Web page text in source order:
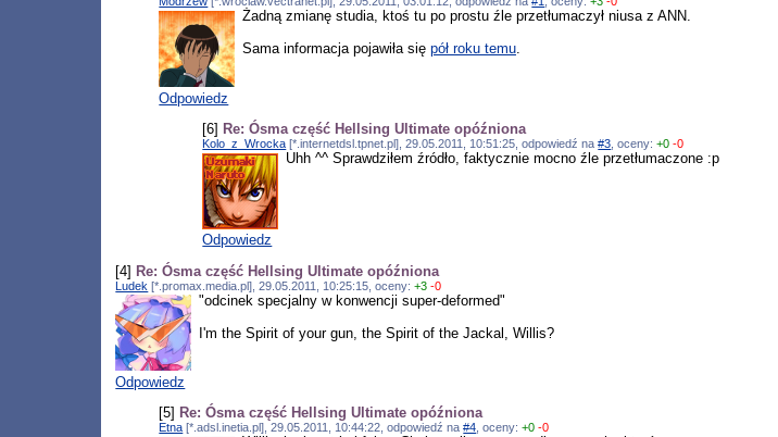
Żadną zmianę studia, ktoś tu po prostu źle przetłumaczył niusa z ANN.
Sama informacja pojawiła się pół roku temu.
Odpowiedz
[6] Re: Ósma część Hellsing Ultimate opóźniona
Kolo_z_Wrocka [*.internetdsl.tpnet.pl], 29.05.2011, 10:51:25, odpowiedź na#3 , oceny:+0 -0
Uhh ^^ Sprawdziłem źródło, faktycznie mocno źle przetłumaczone :p
Odpowiedz
[4] Re: Ósma część Hellsing Ultimate opóźniona
Ludek [*.promax.media.pl], 29.05.2011, 10:25:15, oceny:+3 -0
"odcinek specjalny w konwencji super-deformed"
I'm the Spirit of your gun, the Spirit of the Jackal, Willis?
Odpowiedz
[5] Re: Ósma część Hellsing Ultimate opóźniona
Etna [*.adsl.inetia.pl], 29.05.2011, 10:44:22, odpowiedź na#4 , oceny:+0 -0